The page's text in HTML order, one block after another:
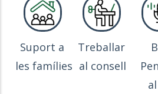
Suport a
les famílies
Treballar
al consell